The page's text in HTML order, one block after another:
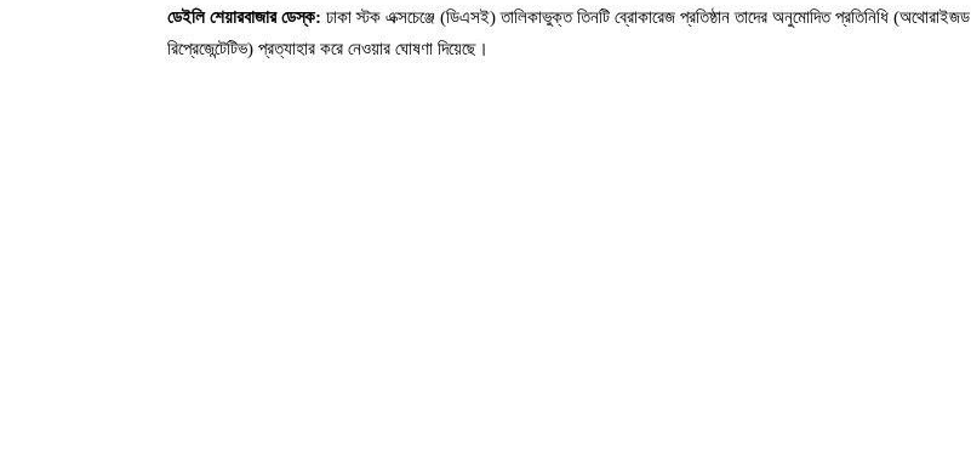
ডেইলি শেয়ারবাজার ডেস্ক: ঢাকা স্টক এক্সচেঞ্জে (ডিএসই) তালিকাভুক্ত তিনটি ব্রোকারেজ প্রতিষ্ঠান তাদের অনুমোদিত প্রতিনিধি (অথোরাইজড
রিপ্রেজেন্টেটিভ) প্রত্যাহার করে নেওয়ার ঘোষণা দিয়েছে।